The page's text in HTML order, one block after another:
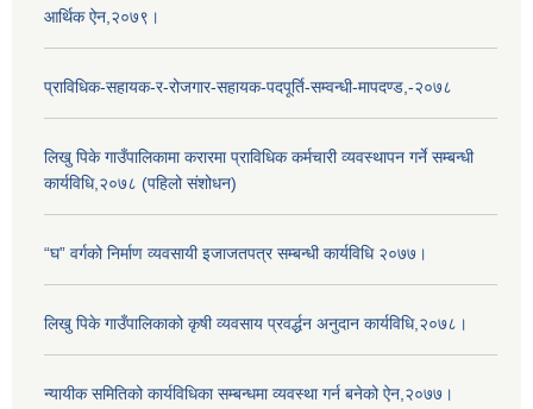
आर्थिक ऐन,२०७९।
प्राविधिक-सहायक-र-रोजगार-सहायक-पदपूर्ति-सम्वन्धी-मापदण्ड,-२०७८
लिखु पिके गाउँपालिकामा करारमा प्राविधिक कर्मचारी व्यवस्थापन गर्ने सम्बन्धी
कार्यविधि,२०७८ (पहिलो संशोधन)
“घ” वर्गको निर्माण व्यवसायी इजाजतपत्र सम्बन्धी कार्यविधि २०७७।
लिखु पिके गाउँपालिकाको कृषी व्यवसाय प्रवर्द्धन अनुदान कार्यविधि,२०७८।
न्यायीक समितिको कार्यविधिका सम्बन्धमा व्यवस्था गर्न बनेको ऐन,२०७७।